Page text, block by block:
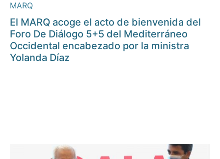
MARQ
El MARQ acoge el acto de bienvenida del
Foro De Diálogo 5+5 del Mediterráneo
Occidental encabezado por la ministra
Yolanda Díaz